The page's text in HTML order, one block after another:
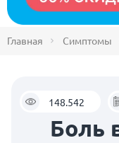
Главная Симптомы
148.542
Боль